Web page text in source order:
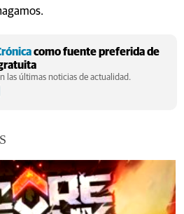
como fuente preferida de
las últimas noticias de actualidad.